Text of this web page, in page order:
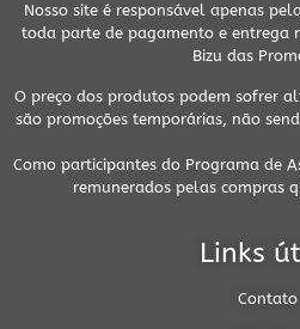
Nosso site é responsável apenas
toda parte de pagamento e entrega
Bizu das
O preço dos produtos podem sofrer
são promoções temporárias, não
Como participantes do Programa de
remunerados pelas compras
Links
Contato